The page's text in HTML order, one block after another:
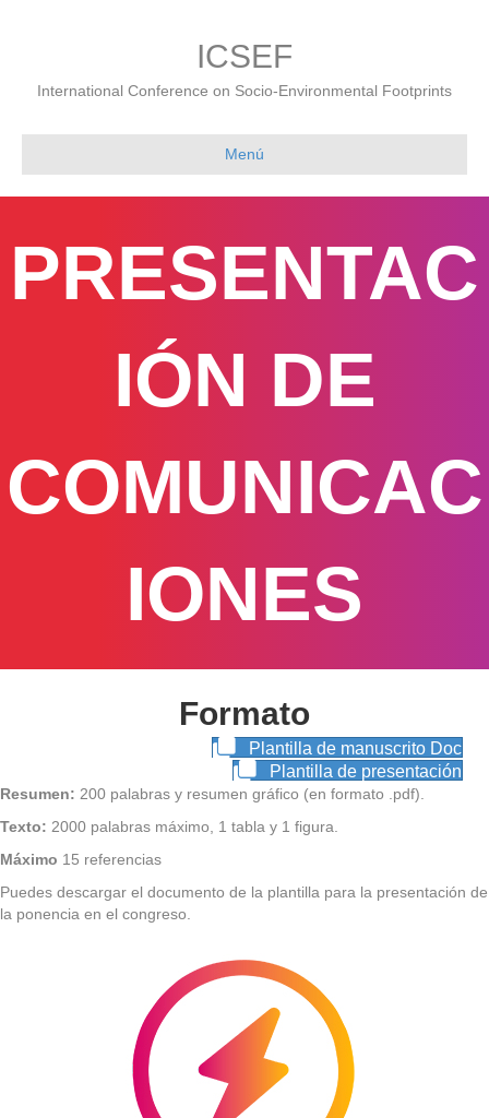
ICSEF
International Conference on Socio-Environmental Footprints
Menú
PRESENTAC
IÓN DE
COMUNICAC
IONES
Formato
Plantilla de manuscrito Doc
Plantilla de presentación
Resumen: 200 palabras y resumen gráfico (en formato .pdf).
Texto: 2000 palabras máximo, 1 tabla y 1 figura.
Máximo 15 referencias
Puedes descargar el documento de la plantilla para la presentación de
la ponencia en el congreso.